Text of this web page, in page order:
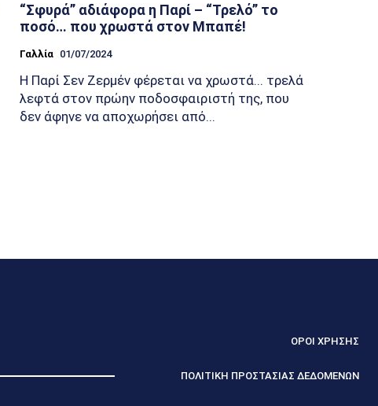
“Σφυρά” αδιάφορα η Παρί – “Τρελό” το
ποσό… που χρωστά στον Μπαπέ!
Γαλλία 01/07/2024
Η Παρί Σεν Ζερμέν φέρεται να χρωστά... τρελά
λεφτά στον πρώην ποδοσφαιριστή της, που
δεν άφηνε να αποχωρήσει από...
ΟΡΟΙ ΧΡΗΣΗΣ
ΠΟΛΙΤΙΚΗ ΠΡΟΣΤΑΣΙΑΣ ΔΕΔΟΜΕΝΩΝ